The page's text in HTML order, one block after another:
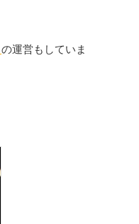
の運営もしていま